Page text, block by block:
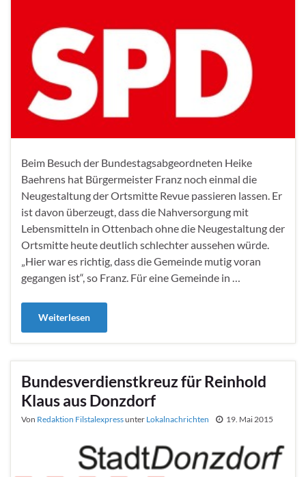
Beim Besuch der Bundestagsabgeordneten Heike
Baehrens hat Bürgermeister Franz noch einmal die
Neugestaltung der Ortsmitte Revue passieren lassen. Er
ist davon überzeugt, dass die Nahversorgung mit
Lebensmitteln in Ottenbach ohne die Neugestaltung der
Ortsmitte heute deutlich schlechter aussehen würde.
„Hier war es richtig, dass die Gemeinde mutig voran
gegangen ist“, so Franz. Für eine Gemeinde in …
Weiterlesen
Bundesverdienstkreuz für Reinhold
Klaus aus Donzdorf
Von Redaktion Filstalexpressunter Lokalnachrichten 19. Mai 2015